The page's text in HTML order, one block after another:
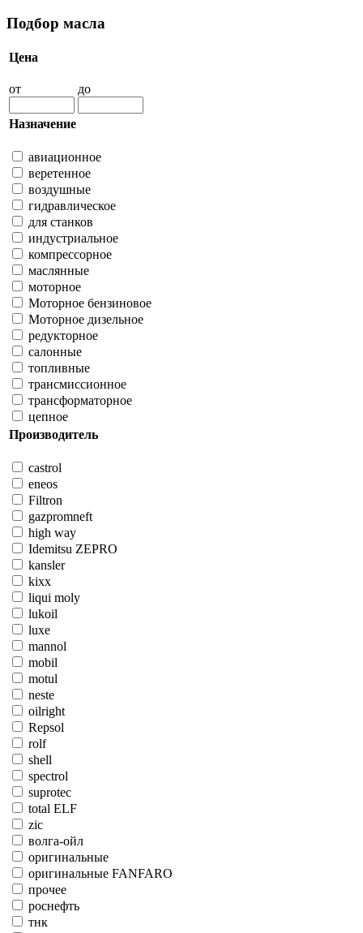
Подбор масла
Цена
от до
Назначение
авиационное
веретенное
воздушные
гидравлическое
для станков
индустриальное
компрессорное
маслянные
моторное
Моторное бензиновое
Моторное дизельное
редукторное
салонные
топливные
трансмиссионное
трансформаторное
цепное
Производитель
castrol
eneos
Filtron
gazpromneft
high way
Idemitsu ZEPRO
kansler
kixx
liqui moly
lukoil
luxe
mannol
mobil
motul
neste
oilright
Repsol
rolf
shell
spectrol
suprotec
total ELF
zic
волга-ойл
оригинальные
оригинальные FANFARO
прочее
роснефть
тнк